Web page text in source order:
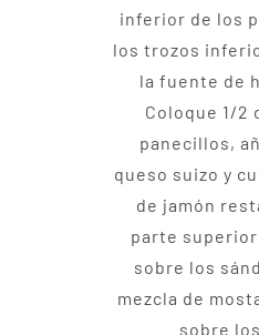
inferior de los
los trozos
la fuente de
Coloque 1/2
panecillos,
queso suizo y
de jamón
parte
sobre los
mezcla de
sobre